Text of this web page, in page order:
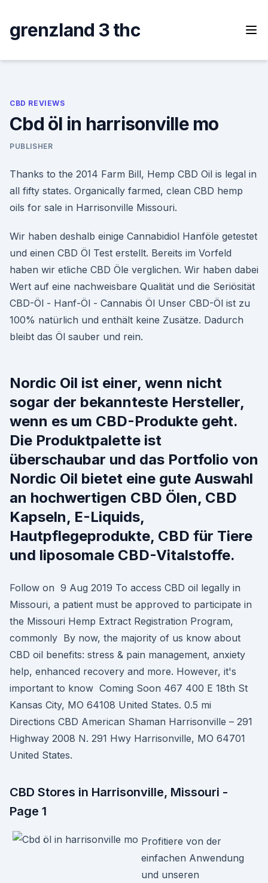
content
grenzland 3 thc
CBD REVIEWS
Cbd öl in harrisonville mo
PUBLISHER
Thanks to the 2014 Farm Bill, Hemp CBD Oil is legal in
all fifty states. Organically farmed, clean CBD hemp
oils for sale in Harrisonville Missouri.
Wir haben deshalb einige Cannabidiol Hanföle getestet
und einen CBD Öl Test erstellt. Bereits im Vorfeld
haben wir etliche CBD Öle verglichen. Wir haben dabei
Wert auf eine nachweisbare Qualität und die Seriösität
CBD-Öl - Hanf-Öl - Cannabis Öl Unser CBD-Öl ist zu
100% natürlich und enthält keine Zusätze. Dadurch
bleibt das Öl sauber und rein.
Nordic Oil ist einer, wenn nicht
sogar der bekannteste Hersteller,
wenn es um CBD-Produkte geht.
Die Produktpalette ist
überschaubar und das Portfolio von
Nordic Oil bietet eine gute Auswahl
an hochwertigen CBD Ölen, CBD
Kapseln, E-Liquids,
Hautpflegeprodukte, CBD für Tiere
und liposomale CBD-Vitalstoffe.
Follow on 9 Aug 2019 To access CBD oil legally in
Missouri, a patient must be approved to participate in
the Missouri Hemp Extract Registration Program,
commonly By now, the majority of us know about
CBD oil benefits: stress & pain management, anxiety
help, enhanced recovery and more. However, it's
important to know Coming Soon 467 400 E 18th St
Kansas City, MO 64108 United States. 0.5 mi
Directions CBD American Shaman Harrisonville – 291
Highway 2008 N. 291 Hwy Harrisonville, MO 64701
United States.
CBD Stores in Harrisonville, Missouri -
Page 1
Profitiere von der
einfachen Anwendung
und unseren